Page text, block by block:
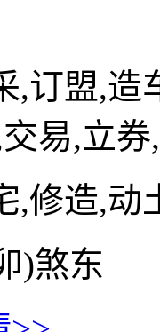
,订盟,
易,立
,修造,
)煞东